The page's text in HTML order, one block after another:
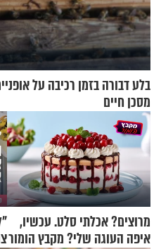
בלע דבורה בזמן רכיבה על
מסכן חיים
מרוצים? אכלתי סלט. עכשיו,
איפה העוגה שלי? מקבץ הומור